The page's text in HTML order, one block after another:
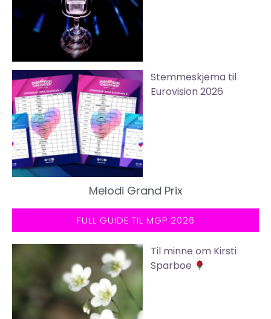
Stemmeskjema til
Eurovision 2026
Melodi Grand Prix
FULL GUIDE TIL MGP 2026
Til minne om Kirsti
Sparboe